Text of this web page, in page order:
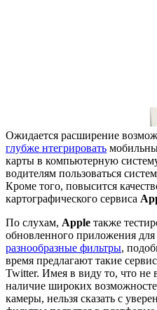
Ожидается расширение
глубже нтегрировать
карты в компьютерную
водителям пользоваться
Кроме того, повысится
картографического сервиса
По слухам, Apple также
обновленного приложения
разнообразные фильтры,
время предлагают такие
Twitter. Имея в виду то, что не
наличие широких
камеры, нельзя сказать с